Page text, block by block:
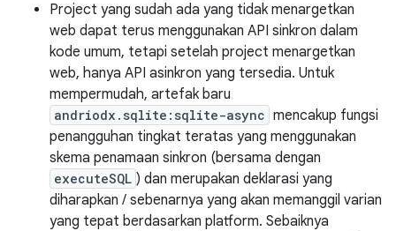
Project yang sudah ada yang tidak menargetkan
web dapat terus menggunakan API sinkron dalam
kode umum, tetapi setelah project menargetkan
web, hanya API asinkron yang tersedia. Untuk
mempermudah, artefak baru
andriodx.sqlite:sqlite-async mencakup fungsi
penangguhan tingkat teratas yang menggunakan
skema penamaan sinkron (bersama dengan
executeSQL ) dan merupakan deklarasi yang
diharapkan / sebenarnya yang akan memanggil varian
yang tepat berdasarkan platform. Sebaiknya